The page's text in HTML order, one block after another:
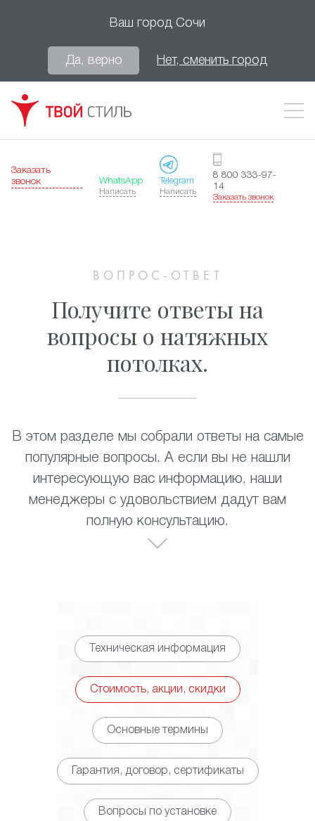
Ваш город Сочи
Да, верно Нет, сменить город
Заказать
звонок
WhatsApp
Написать
Telegram
Написать
8 800 333-97-
14
Заказать звонок
ВОПРОС-ОТВЕТ
Получите ответы на
вопросы о натяжных
потолках.
В этом разделе мы собрали ответы на самые
популярные вопросы. А если вы не нашли
интересующую вас информацию, наши
менеджеры с удовольствием дадут вам
полную консультацию.
Техническая информация
Стоимость, акции, скидки
Основные термины
Гарантия, договор, сертификаты
Вопросы по установке